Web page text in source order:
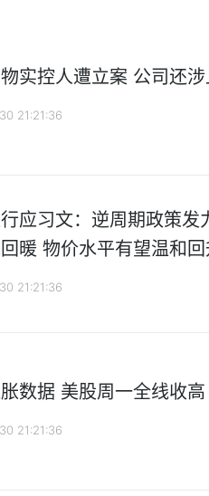
实控人遭立案 公司还
21:21:36
应习文：逆周期政策发
暖 物价水平有望温和回
21:21:36
数据 美股周一全线收高
21:21:36